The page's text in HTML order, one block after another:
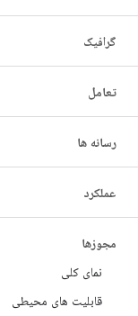
گرافیک
تعامل
رسانه ها
عملکرد
مجوزها
نمای کلی
قابلیت های محیطی